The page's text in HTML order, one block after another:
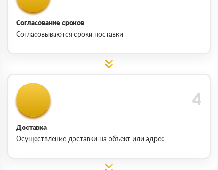
Согласование сроков
Согласовываются сроки поставки
Доставка
Осуществление доставки на объект или адрес